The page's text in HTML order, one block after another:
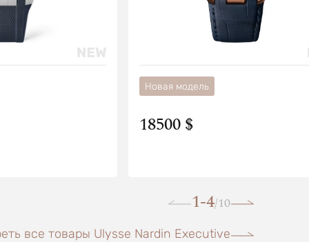
Новая модель
18500 $
1-4/10
все товары Ulysse Nardin Executive